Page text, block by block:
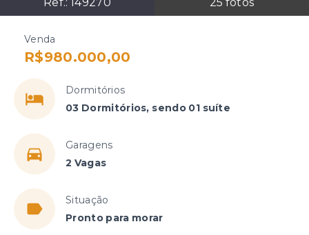
Ref.:149270 25 fotos
Venda
R$980.000,00
Dormitórios
03 Dormitórios, sendo 01 suíte
Garagens
2 Vagas
Situação
Pronto para morar